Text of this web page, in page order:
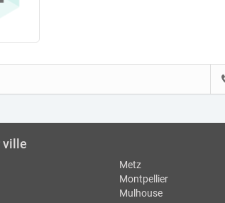
ville
Metz
Montpellier
Mulhouse